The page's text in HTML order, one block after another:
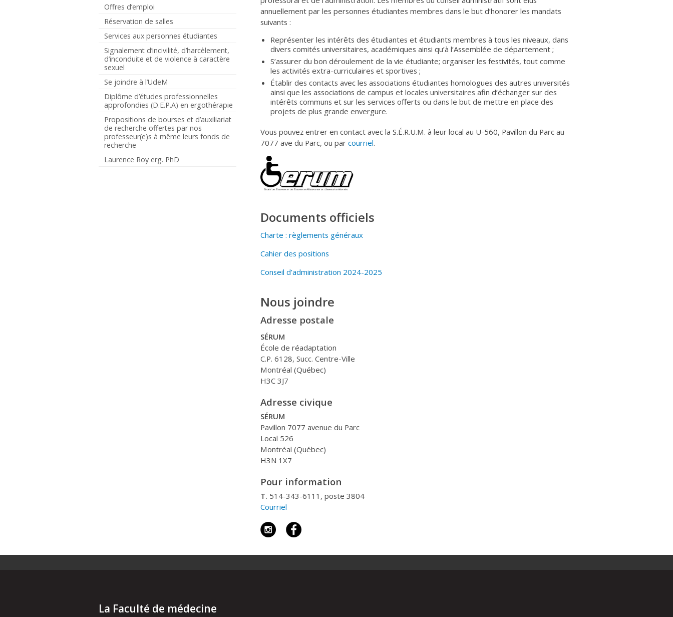
Offres d’emploi
Réservation de salles
Services aux personnes étudiantes
Signalement d’incivilité, d’harcèlement,
d’inconduite et de violence à caractère
sexuel
Se joindre à l’UdeM
Diplôme d’études professionnelles
approfondies (D.E.P.A) en ergothérapie
Propositions de bourses et d’auxiliariat
de recherche offertes par nos
professeur(e)s à même leurs fonds de
recherche
Laurence Roy erg. PhD
annuellement par les personnes étudiantes membres dans le but d’honorer les mandats
suivants :
Représenter les intérêts des étudiantes et étudiants membres à tous les niveaux, dans
divers comités universitaires, académiques ainsi qu’à l’Assemblée de département ;
S’assurer du bon déroulement de la vie étudiante; organiser les festivités, tout comme
les activités extra-curriculaires et sportives ;
Établir des contacts avec les associations étudiantes homologues des autres universités
ainsi que les associations de campus et locales universitaires afin d’échanger sur des
intérêts communs et sur les services offerts ou dans le but de mettre en place des
projets de plus grande envergure.
Vous pouvez entrer en contact avec la S.É.R.U.M. à leur local au U-560, Pavillon du Parc au
7077 ave du Parc, ou par courriel.
Documents officiels
Charte : règlements généraux
Cahier des positions
Conseil d’administration 2024-2025
Nous joindre
Adresse postale
SÉRUM
École de réadaptation
C.P. 6128, Succ. Centre-Ville
Montréal (Québec)
H3C 3J7
Adresse civique
SÉRUM
Pavillon 7077 avenue du Parc
Local 526
Montréal (Québec)
H3N 1X7
Pour information
T. 514-343-6111, poste 3804
Courriel
La Faculté de médecine